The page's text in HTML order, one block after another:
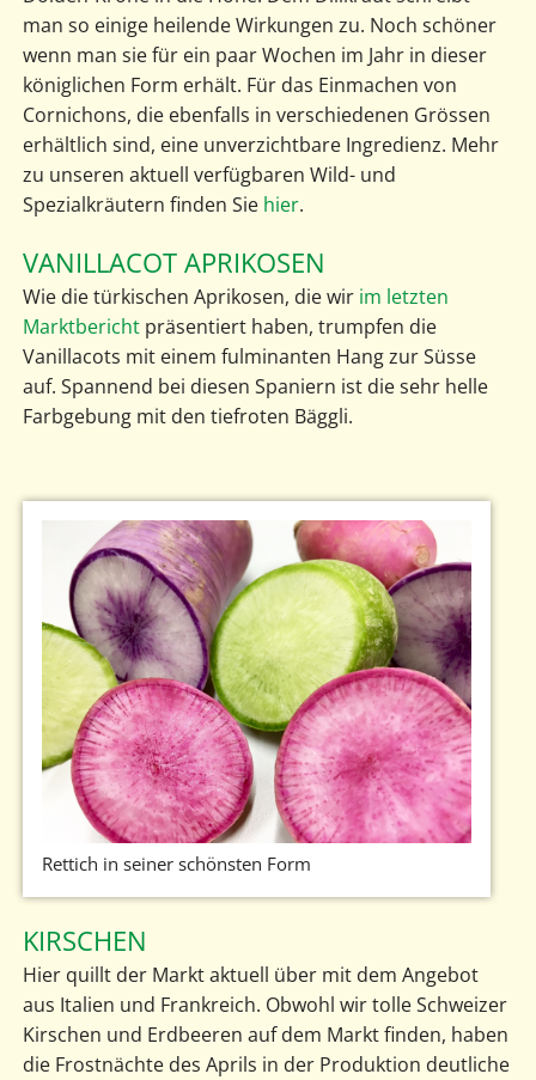
man so einige heilende Wirkungen zu. Noch schöner
wenn man sie für ein paar Wochen im Jahr in dieser
königlichen Form erhält. Für das Einmachen von
Cornichons, die ebenfalls in verschiedenen Grössen
erhältlich sind, eine unverzichtbare Ingredienz. Mehr
zu unseren aktuell verfügbaren Wild- und
Spezialkräutern finden Sie hier.
VANILLACOT APRIKOSEN
Wie die türkischen Aprikosen, die wir im letzten
Marktberichtpräsentiert haben, trumpfen die
Vanillacots mit einem fulminanten Hang zur Süsse
auf. Spannend bei diesen Spaniern ist die sehr helle
Farbgebung mit den tiefroten Bäggli.
Rettich in seiner schönsten Form
KIRSCHEN
Hier quillt der Markt aktuell über mit dem Angebot
aus Italien und Frankreich. Obwohl wir tolle Schweizer
Kirschen und Erdbeeren auf dem Markt finden, haben
die Frostnächte des Aprils in der Produktion deutliche